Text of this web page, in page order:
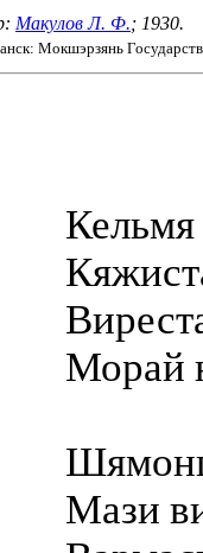
Макулов Л. Ф.; 1930.
Мокшэрзянь
Морай
Мази